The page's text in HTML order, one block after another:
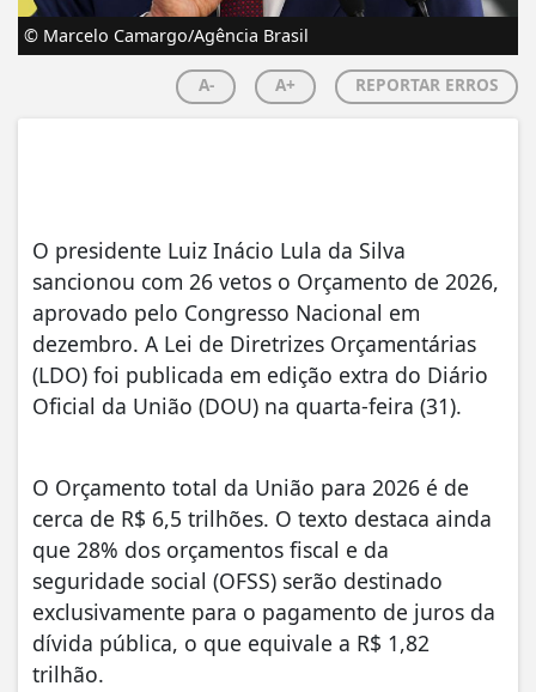
© Marcelo Camargo/Agência Brasil
A- A+ REPORTAR ERROS
O presidente Luiz Inácio Lula da Silva
sancionou com 26 vetos o Orçamento de 2026,
aprovado pelo Congresso Nacional em
dezembro. A Lei de Diretrizes Orçamentárias
(LDO) foi publicada em edição extra do Diário
Oficial da União (DOU) na quarta-feira (31).
O Orçamento total da União para 2026 é de
cerca de R$ 6,5 trilhões. O texto destaca ainda
que 28% dos orçamentos fiscal e da
seguridade social (OFSS) serão destinado
exclusivamente para o pagamento de juros da
dívida pública, o que equivale a R$ 1,82
trilhão.